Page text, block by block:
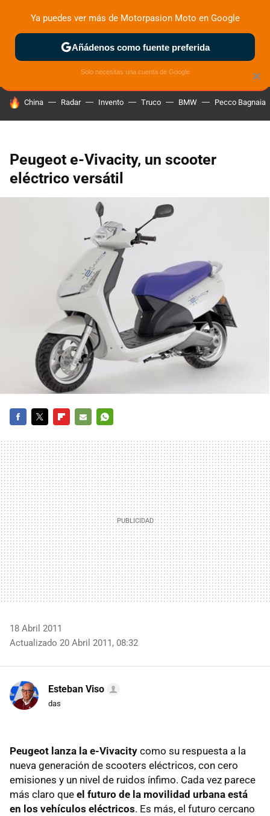
ZONA DE PRUEBAS DEPORTIVAS MOTOS ELÉCTRICAS
HOY SE HABLA DE
China Radar Invento Truco BMW Pecco Bagnaia
Peugeot e-Vivacity, un scooter
eléctrico versátil
MAIL
18 Abril 2011
Actualizado 20 Abril 2011, 08:32
Esteban Viso
das
Peugeot lanza la e-Vivacity como su respuesta a la
nueva generación de scooters eléctricos, con cero
emisiones y un nivel de ruidos ínfimo. Cada vez parece
más claro que el futuro de la movilidad urbana está
en los vehículos eléctricos. Es más, el futuro cercano
×
Ya puedes ver más de Motorpasion Moto en Google
Añádenos como fuente preferida
Solo necesitas una cuenta de Google